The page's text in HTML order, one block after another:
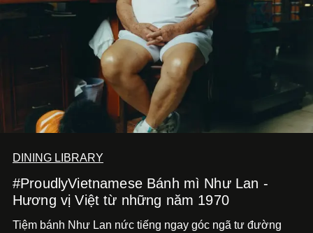
DINING LIBRARY
#ProudlyVietnamese Bánh mì Như Lan -
Hương vị Việt từ những năm 1970
Tiệm bánh Như Lan nức tiếng ngay góc ngã tư đường